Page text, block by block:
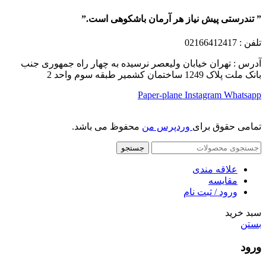
” تندرستی پیش نیاز هر آرمان باشکوهی است.”
تلفن : 02166412417
آدرس : تهران خیابان ولیعصر نرسیده به چهار راه جمهوری جنب
بانک ملت پلاک 1249 ساختمان کشمیر طبقه سوم واحد 2
Paper-plane Instagram Whatsapp
تمامی حقوق برای وردپرس من محفوظ می باشد.
جستجو
علاقه مندی
مقایسه
ورود / ثبت نام
سبد خرید
بستن
ورود